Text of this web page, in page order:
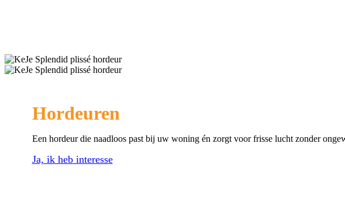
Hordeuren
Een hordeur die naadloos past bij uw woning én zorgt voor frisse lucht zonder
Ja, ik heb interesse